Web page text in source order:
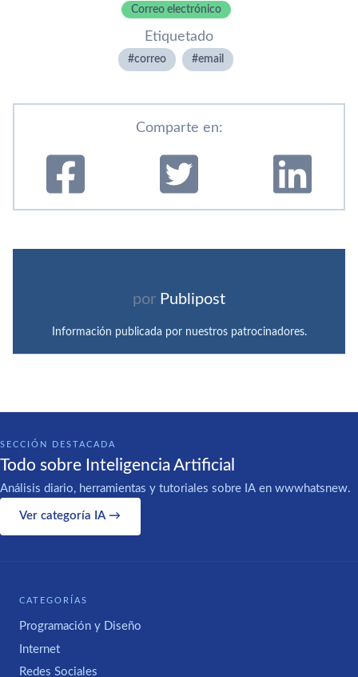
Correo electrónico
Etiquetado
correo email
Comparte en:
por Publipost
Información publicada por nuestros patrocinadores.
SECCIÓN DESTACADA
Todo sobre Inteligencia Artificial
Análisis diario, herramientas y tutoriales sobre IA en wwwhatsnew.
Ver categoría IA →
CATEGORÍAS
Programación y Diseño
Internet
Redes Sociales